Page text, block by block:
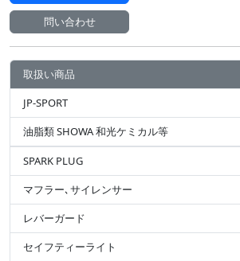
取扱い商品
JP-SPORT
油脂類 SHOWA 和光ケミカル等
SPARK PLUG
マフラー､サイレンサー
レバーガード
セイフティーライト
問い合わせ